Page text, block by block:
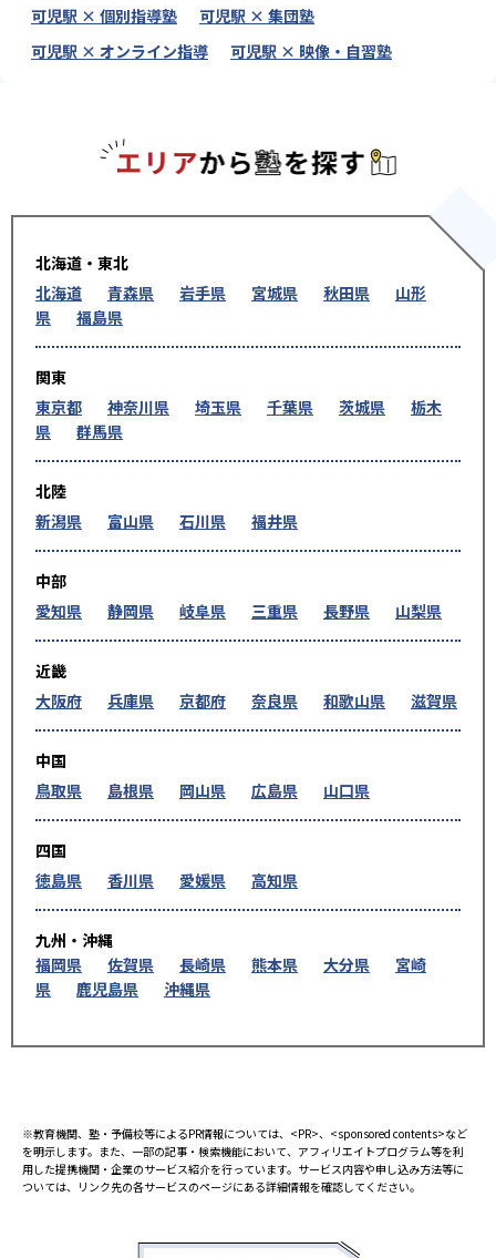
可児駅 × 個別指導塾
可児駅 × 集団塾
可児駅 × オンライン指導
可児駅 × 映像・自習塾
北海道・東北
北海道
青森県 岩手県 宮城県 秋田県
山形
県
福島県
関東
東京都
神奈川県 埼玉県 千葉県 茨城県
栃木
県
群馬県
北陸
新潟県
富山県 石川県 福井県
中部
愛知県
静岡県 岐阜県 三重県 長野県 山梨県
近畿
大阪府
兵庫県 京都府 奈良県 和歌山県 滋賀県
中国
鳥取県
島根県 岡山県 広島県 山口県
四国
徳島県
香川県 愛媛県 高知県
九州・沖縄
福岡県
佐賀県 長崎県 熊本県 大分県
宮崎
県
鹿児島県 沖縄県
※教育機関、塾・予備校等によるPR情報については、<PR>、<sponsored contents>など
を明示します。また、一部の記事・検索機能において、アフィリエイトプログラム等を利
用した提携機関・企業のサービス紹介を行っています。サービス内容や申し込み方法等に
ついては、リンク先の各サービスのページにある詳細情報を確認してください。